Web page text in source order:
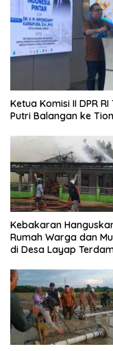
Ketua Komisi II DPR
Putri Balangan ke
Kebakaran
Rumah Warga dan
di Desa Layap